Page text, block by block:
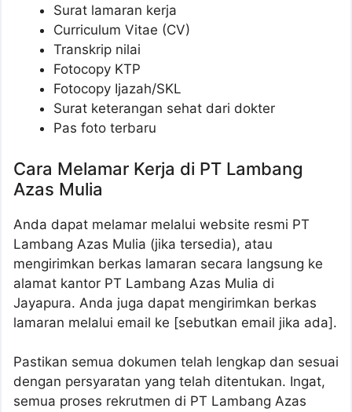
Surat lamaran kerja
Curriculum Vitae (CV)
Transkrip nilai
Fotocopy KTP
Fotocopy Ijazah/SKL
Surat keterangan sehat dari dokter
Pas foto terbaru
Cara Melamar Kerja di PT Lambang
Azas Mulia
Anda dapat melamar melalui website resmi PT
Lambang Azas Mulia (jika tersedia), atau
mengirimkan berkas lamaran secara langsung ke
alamat kantor PT Lambang Azas Mulia di
Jayapura. Anda juga dapat mengirimkan berkas
lamaran melalui email ke [sebutkan email jika ada].
Pastikan semua dokumen telah lengkap dan sesuai
dengan persyaratan yang telah ditentukan. Ingat,
semua proses rekrutmen di PT Lambang Azas